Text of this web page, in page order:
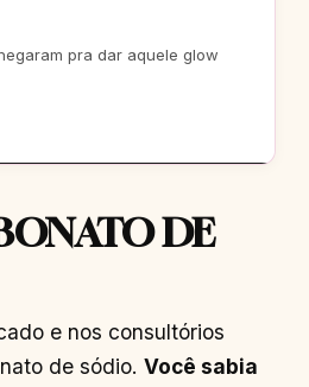
pra dar aquele glow
DE
e nos consultórios
de sódio. Você sabia